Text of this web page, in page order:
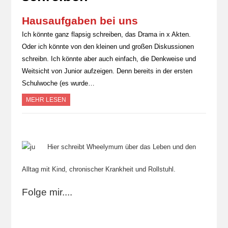
Hausaufgaben bei uns
Ich könnte ganz flapsig schreiben, das Drama in x Akten.
Oder ich könnte von den kleinen und großen Diskussionen
schreibn. Ich könnte aber auch einfach, die Denkweise und
Weitsicht von Junior aufzeigen. Denn bereits in der ersten
Schulwoche (es wurde…
MEHR LESEN
Hier schreibt Wheelymum über das Leben und den
Alltag mit Kind, chronischer Krankheit und Rollstuhl.
Folge mir....